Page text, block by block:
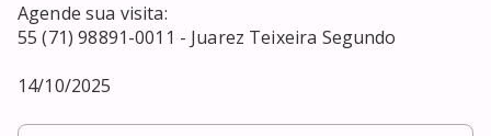
Agende sua visita:
55 (71) 98891-0011 - Juarez Teixeira Segundo
14/10/2025